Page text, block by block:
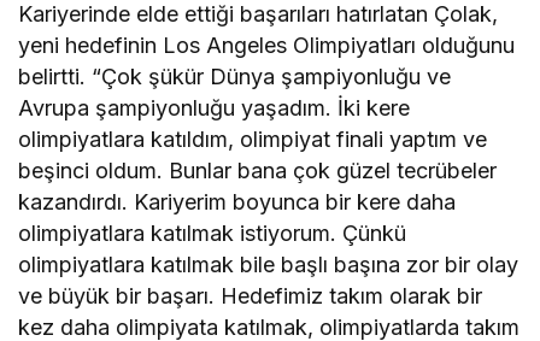
Kariyerinde elde ettiği başarıları hatırlatan Çolak,
yeni hedefinin Los Angeles Olimpiyatları olduğunu
belirtti. “Çok şükür Dünya şampiyonluğu ve
Avrupa şampiyonluğu yaşadım. İki kere
olimpiyatlara katıldım, olimpiyat finali yaptım ve
beşinci oldum. Bunlar bana çok güzel tecrübeler
kazandırdı. Kariyerim boyunca bir kere daha
olimpiyatlara katılmak istiyorum. Çünkü
olimpiyatlara katılmak bile başlı başına zor bir olay
ve büyük bir başarı. Hedefimiz takım olarak bir
kez daha olimpiyata katılmak, olimpiyatlarda takım